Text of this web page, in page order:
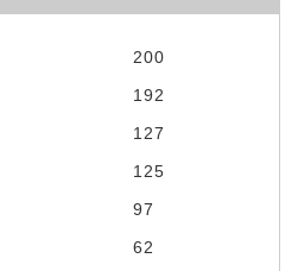
200
192
127
125
97
62